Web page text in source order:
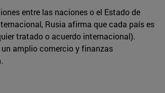
entre las naciones o el Estado de
Rusia afirma que cada país es
tratado o acuerdo internacional).
un amplio comercio y finanzas